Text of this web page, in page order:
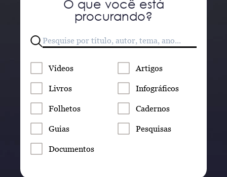
O que você está
procurando?
Vídeos Artigos
Livros Infográficos
Folhetos Cadernos
Guias Pesquisas
Documentos